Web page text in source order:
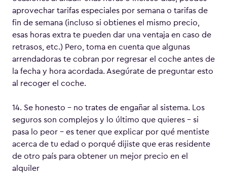
aprovechar tarifas especiales por semana o tarifas de
fin de semana (incluso si obtienes el mismo precio,
esas horas extra te pueden dar una ventaja en caso de
retrasos, etc.) Pero, toma en cuenta que algunas
arrendadoras te cobran por regresar el coche antes de
la fecha y hora acordada. Asegúrate de preguntar esto
al recoger el coche.
14. Se honesto – no trates de engañar al sistema. Los
seguros son complejos y lo último que quieres – si
pasa lo peor – es tener que explicar por qué mentiste
acerca de tu edad o porqué dijiste que eras residente
de otro país para obtener un mejor precio en el
alquiler